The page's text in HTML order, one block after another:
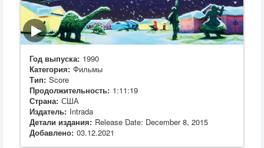
Год выпуска: 1990
Категория: Фильмы
Тип: Score
Продолжительность: 1:11:19
Страна: США
Издатель: Intrada
Детали издания: Release Date: December 8, 2015
Добавлено: 03.12.2021